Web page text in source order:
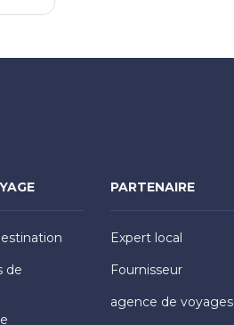
de
PARTENAIRE
Expert local
Fournisseur
agence de voyages